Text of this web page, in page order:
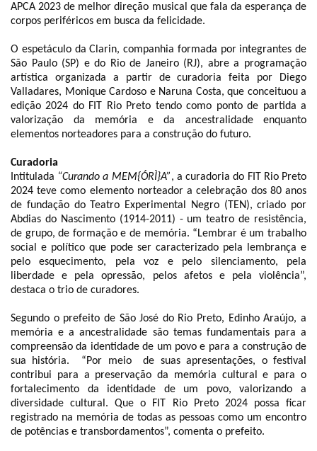
APCA 2023 de melhor direção musical que fala da esperança de
corpos periféricos em busca da felicidade.
O espetáculo da Clarin, companhia formada por integrantes de
São Paulo (SP) e do Rio de Janeiro (RJ), abre a programação
artística organizada a partir de curadoria feita por Diego
Valladares, Monique Cardoso e Naruna Costa, que conceituou a
edição 2024 do FIT Rio Preto tendo como ponto de partida a
valorização da memória e da ancestralidade enquanto
elementos norteadores para a construção do futuro.
Curadoria
Intitulada “Curando a MEM{ÓRÌ}A”, a curadoria do FIT Rio Preto
2024 teve como elemento norteador a celebração dos 80 anos
de fundação do Teatro Experimental Negro (TEN), criado por
Abdias do Nascimento (1914-2011) - um teatro de resistência,
de grupo, de formação e de memória. “Lembrar é um trabalho
social e político que pode ser caracterizado pela lembrança e
pelo esquecimento, pela voz e pelo silenciamento, pela
liberdade e pela opressão, pelos afetos e pela violência”,
destaca o trio de curadores.
Segundo o prefeito de São José do Rio Preto, Edinho Araújo, a
memória e a ancestralidade são temas fundamentais para a
compreensão da identidade de um povo e para a construção de
sua história. “Por meio de suas apresentações, o festival
contribui para a preservação da memória cultural e para o
fortalecimento da identidade de um povo, valorizando a
diversidade cultural. Que o FIT Rio Preto 2024 possa ficar
registrado na memória de todas as pessoas como um encontro
de potências e transbordamentos”, comenta o prefeito.